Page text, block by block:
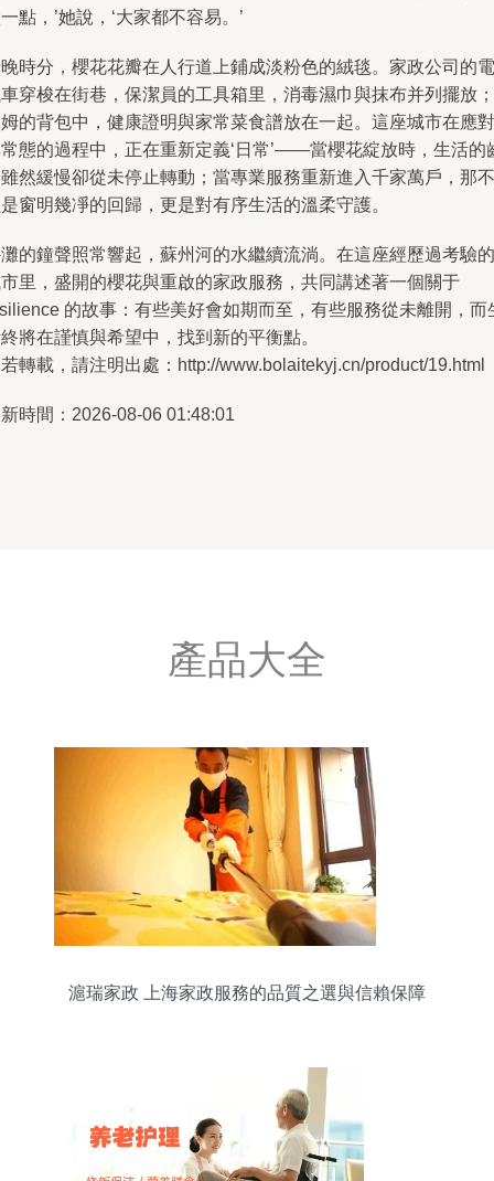
點，’她說，‘大家都不容易。’
時分，櫻花花瓣在人行道上鋪成淡粉色的絨毯。家政公司的電
穿梭在街巷，保潔員的工具箱里，消毒濕巾與抹布并列擺放；
的背包中，健康證明與家常菜食譜放在一起。這座城市在應對
態的過程中，正在重新定義‘日常’——當櫻花綻放時，生活的
然緩慢卻從未停止轉動；當專業服務重新進入千家萬戶，那不
窗明幾凈的回歸，更是對有序生活的溫柔守護。
的鐘聲照常響起，蘇州河的水繼續流淌。在這座經歷過考驗的
里，盛開的櫻花與重啟的家政服務，共同講述著一個關于
的故事：有些美好會如期而至，有些服務從未離開，而
將在謹慎與希望中，找到新的平衡點。
轉載，請注明出處：http://www.bolaitekyj.cn/product/19.html
時間：2026-08-06 01:48:01
產品大全
滬瑞家政 上海家政服務的品質之選與信賴保障